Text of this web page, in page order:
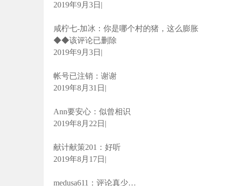
2019年9月3日|
咸柠七-加冰：你是哪个村的猪，这么膨胀
◆◆该评论已删除
2019年9月3日|
帐号已注销：谢谢
2019年8月31日|
Ann要安心：似曾相识
2019年8月22日|
献计献策201：好听
2019年8月17日|
medusa611：评论真少…